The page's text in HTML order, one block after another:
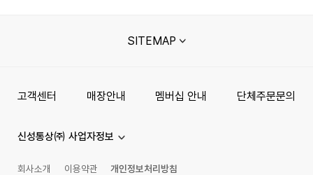
SITEMAP
고객센터 매장안내 멤버십 안내 단체주문문의
신성통상㈜ 사업자정보
회사소개 이용약관
개인정보처리방침